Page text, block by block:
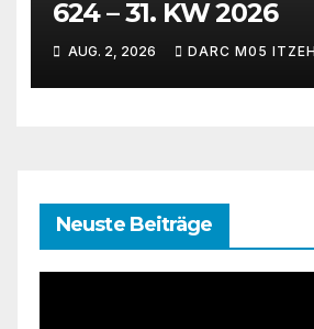
624 – 31. KW 2026
AUG. 2, 2026 DARC M05
Neuste Beiträge